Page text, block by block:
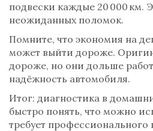
подвески каждые 20 000 км.
неожиданных поломок.
Помните, что экономия на
может выйти дороже.
дороже, но они дольше
надёжность автомобиля.
Итог: диагностика в
быстро понять, что можно
требует профессионального